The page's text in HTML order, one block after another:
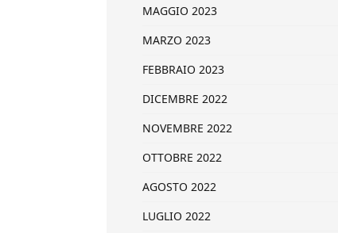
MAGGIO 2023
MARZO 2023
FEBBRAIO 2023
DICEMBRE 2022
NOVEMBRE 2022
OTTOBRE 2022
AGOSTO 2022
LUGLIO 2022